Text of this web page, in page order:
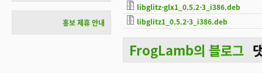
libglitz-glx1_0.5.2-3_i386.deb
libglitz1_0.5.2-3_i386.deb
FrogLamb의 블로그
홍보 제휴 안내